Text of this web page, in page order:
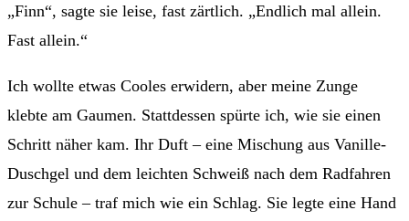
„Finn“, sagte sie leise, fast zärtlich. „Endlich mal allein.
Fast allein.“
Ich wollte etwas Cooles erwidern, aber meine Zunge
klebte am Gaumen. Stattdessen spürte ich, wie sie einen
Schritt näher kam. Ihr Duft – eine Mischung aus Vanille-
Duschgel und dem leichten Schweiß nach dem Radfahren
zur Schule – traf mich wie ein Schlag. Sie legte eine Hand